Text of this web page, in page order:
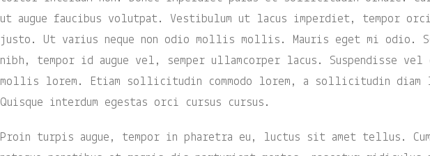
ut augue faucibus volutpat. Vestibulum ut lacus imperdiet, tempor
justo. Ut varius neque non odio mollis mollis. Mauris eget mi odio.
nibh, tempor id augue vel, semper ullamcorper lacus. Suspendisse vel
mollis lorem. Etiam sollicitudin commodo lorem, a sollicitudin diam
Quisque interdum egestas orci cursus cursus.
Proin turpis augue, tempor in pharetra eu, luctus sit amet tellus.